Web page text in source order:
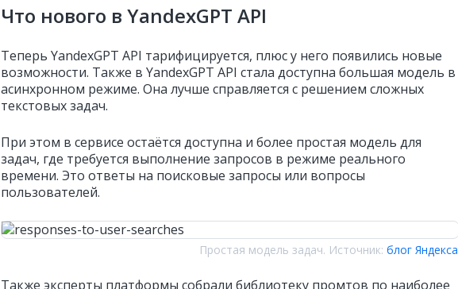
Что нового в YandexGPT API
Теперь YandexGPT API тарифицируется, плюс у него появились новые
возможности. Также в YandexGPT API стала доступна большая модель в
асинхронном режиме. Она лучше справляется с решением сложных
текстовых задач.
При этом в сервисе остаётся доступна и более простая модель для
задач, где требуется выполнение запросов в режиме реального
времени. Это ответы на поисковые запросы или вопросы
пользователей.
Простая модель задач. Источник: блог Яндекса
Также эксперты платформы собрали библиотеку промтов по наиболее